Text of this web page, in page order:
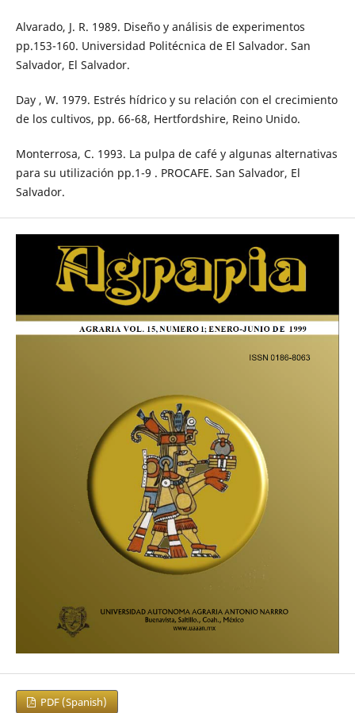
Alvarado, J. R. 1989. Diseño y análisis de experimentos
pp.153-160. Universidad Politécnica de El Salvador. San
Salvador, El Salvador.
Day , W. 1979. Estrés hídrico y su relación con el crecimiento
de los cultivos, pp. 66-68, Hertfordshire, Reino Unido.
Monterrosa, C. 1993. La pulpa de café y algunas alternativas
para su utilización pp.1-9 . PROCAFE. San Salvador, El
Salvador.
PDF (Spanish)